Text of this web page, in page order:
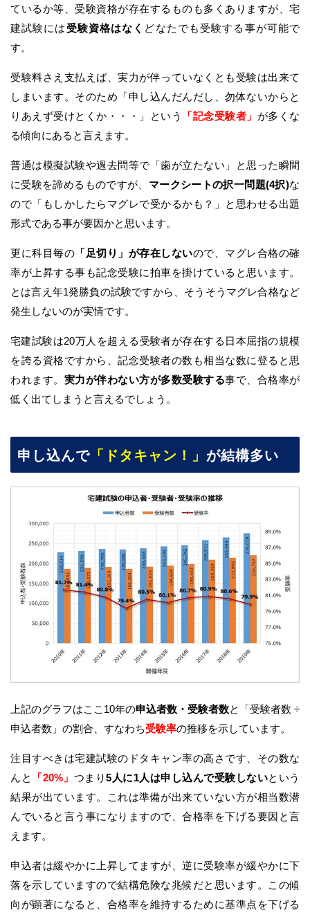
ているか等、受験資格が存在するものも多くありますが、宅
建試験には 受験資格はなく どなたでも受験する事が可能で
す。
受験料さえ支払えば、実力が伴っていなくとも受験は出来て
しまいます。そのため「申し込んだんだし、勿体ないからと
りあえず受けとくか・・・」という
「記念受験者」 が多くな
る傾向にあると言えます。
普通は模擬試験や過去問等で「歯が立たない」と思った瞬間
に受験を諦めるものですが、 マークシートの択一問題(4択)な
ので「もしかしたらマグレで受かるかも？」と思わせる出題
形式である事が要因かと思います。
更に科目毎の 「足切り」が存在しないので、マグレ合格の確
率が上昇する事も記念受験に拍車を掛けていると思います。
とは言え年1発勝負の試験ですから、そうそうマグレ合格など
発生しないのが実情です。
宅建試験は20万人を超える受験者が存在する日本屈指の規模
を誇る資格ですから、記念受験者の数も相当な数に登ると思
われます。 実力が伴わない方が多数受験する事で、合格率が
低く出てしまうと言えるでしょう。
申し込んで「ドタキャン！」 が結構多い
上記のグラフはここ10年の申込者数・受験者数と「受験者数 ÷
申込者数」の割合、すなわち受験率の推移を示しています。
注目すべきは宅建試験のドタキャン率の高さです、その数な
んと
「20%」 つまり5人に1人は申し込んで受験しないという
結果が出ています。これは準備が出来ていない方が相当数潜
んでいると言う事になりますので、合格率を下げる要因と言
えます。
申込者は緩やかに上昇してますが、逆に受験率が緩やかに下
落を示していますので結構危険な兆候だと思います。この傾
向が顕著になると、合格率を維持するために基準点を下げる